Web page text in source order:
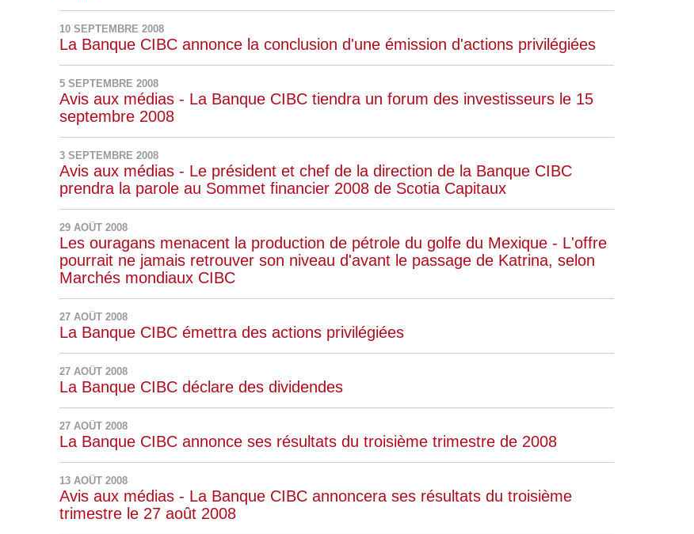
10 SEPTEMBRE 2008
La Banque CIBC annonce la conclusion d'une émission d'actions privilégiées
5 SEPTEMBRE 2008
Avis aux médias - La Banque CIBC tiendra un forum des investisseurs le 15
septembre 2008
3 SEPTEMBRE 2008
Avis aux médias - Le président et chef de la direction de la Banque CIBC
prendra la parole au Sommet financier 2008 de Scotia Capitaux
29 AOÛT 2008
Les ouragans menacent la production de pétrole du golfe du Mexique - L'offre
pourrait ne jamais retrouver son niveau d'avant le passage de Katrina, selon
Marchés mondiaux CIBC
27 AOÛT 2008
La Banque CIBC émettra des actions privilégiées
27 AOÛT 2008
La Banque CIBC déclare des dividendes
27 AOÛT 2008
La Banque CIBC annonce ses résultats du troisième trimestre de 2008
13 AOÛT 2008
Avis aux médias - La Banque CIBC annoncera ses résultats du troisième
trimestre le 27 août 2008